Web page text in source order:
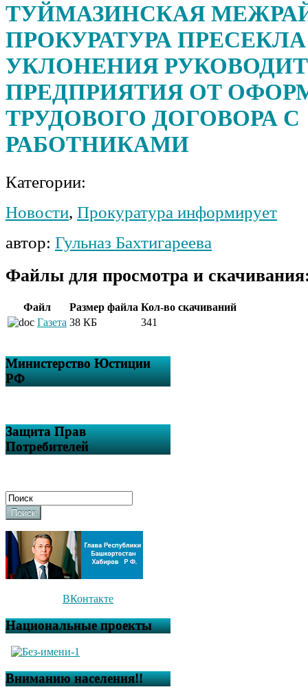
ТУЙМАЗИНСКАЯ
ПРОКУРАТУРА
УКЛОНЕНИЯ
ПРЕДПРИЯТИЯ ОТ
ТРУДОВОГО ДОГОВОРА С
РАБОТНИКАМИ
Категории:
Новости, Прокуратура информирует
автор: Гульназ Бахтигареева
Файлы для просмотра и
Файл Размер файла Кол-во скачиваний
Газета 38 КБ 341
Министерство Юстиции
РФ
Защита Прав
Потребителей
Поиск
ВКонтакте
Национальные проекты
Вниманию населения!!